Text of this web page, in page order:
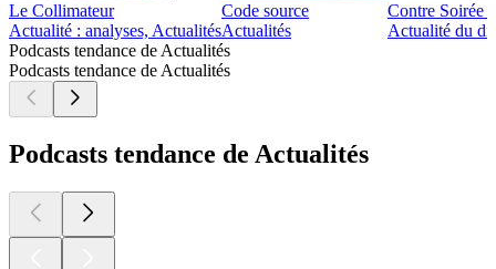
Le Collimateur
Actualité : analyses, Actualités
Code source
Actualités
Contre Soirée
Actualité du
Podcasts tendance de Actualités
Podcasts tendance de Actualités
Podcasts tendance de Actualités